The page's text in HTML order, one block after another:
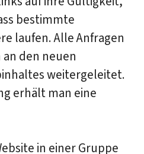
bestimmte
laufen. Alle Anfragen
den neuen
weitergeleitet.
erhält man eine
in einer Gruppe